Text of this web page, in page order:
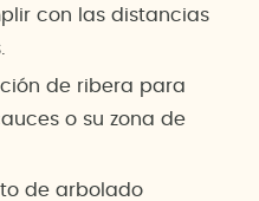
con las distancias
de ribera para
o su zona de
de arbolado